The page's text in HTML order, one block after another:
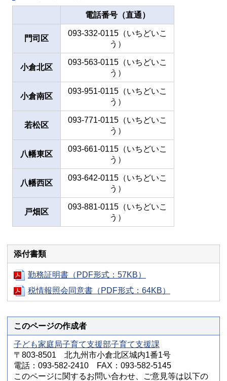
電話番号（直通）
門司区
093-332-0115（いちどいこ
う）
小倉北区
093-563-0115（いちどいこ
う）
小倉南区
093-951-0115（いちどいこ
う）
若松区
093-771-0115（いちどいこ
う）
八幡東区
093-661-0115（いちどいこ
う）
八幡西区
093-642-0115（いちどいこ
う）
戸畑区
093-881-0115（いちどいこ
う）
添付書類
勤務証明書（PDF形式：57KB）
税情報照会同意書（PDF形式：64KB）
このページの作成者
子ども家庭局子育て支援部子育て支援課
〒803-8501 北九州市小倉北区城内1番1号
電話：093-582-2410 FAX：093-582-5145
このページに関するお問い合わせ、ご意見等は以下の